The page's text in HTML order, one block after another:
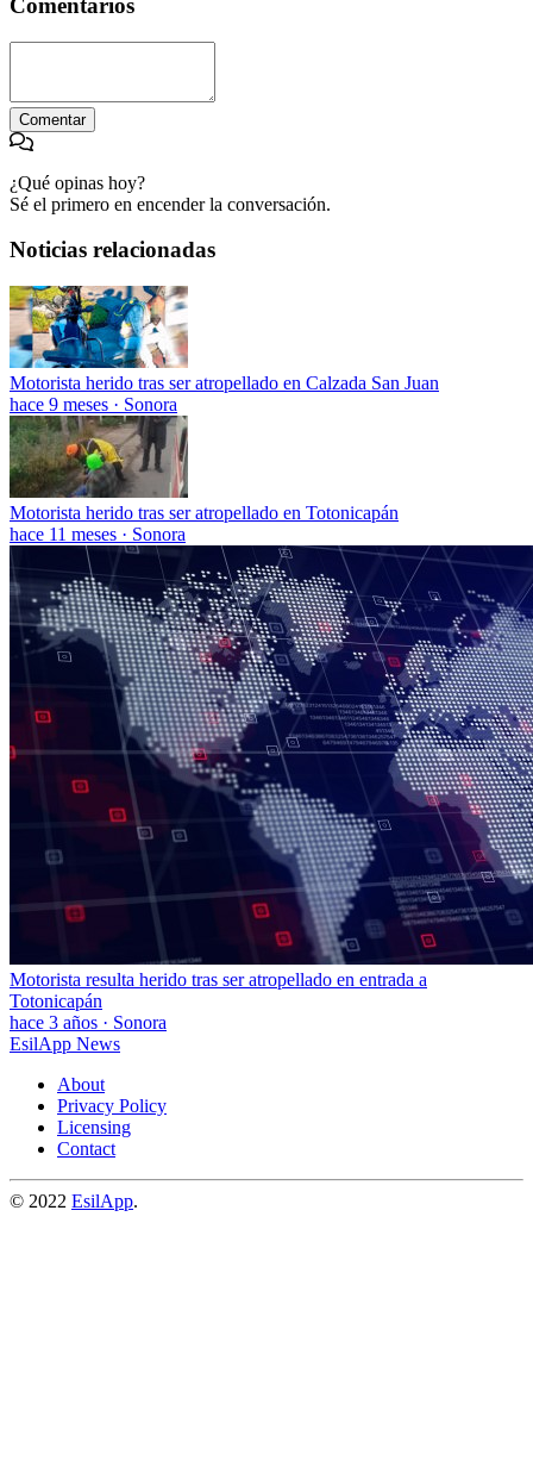
Comentarios
Comentar
¿Qué opinas hoy?
Sé el primero en encender la conversación.
Noticias relacionadas
Motorista herido tras ser atropellado en Calzada San Juan
hace 9 meses · Sonora
Motorista herido tras ser atropellado en Totonicapán
hace 11 meses · Sonora
Motorista resulta herido tras ser atropellado en entrada a
Totonicapán
hace 3 años · Sonora
EsilApp News
About
Privacy Policy
Licensing
Contact
© 2022 EsilApp.